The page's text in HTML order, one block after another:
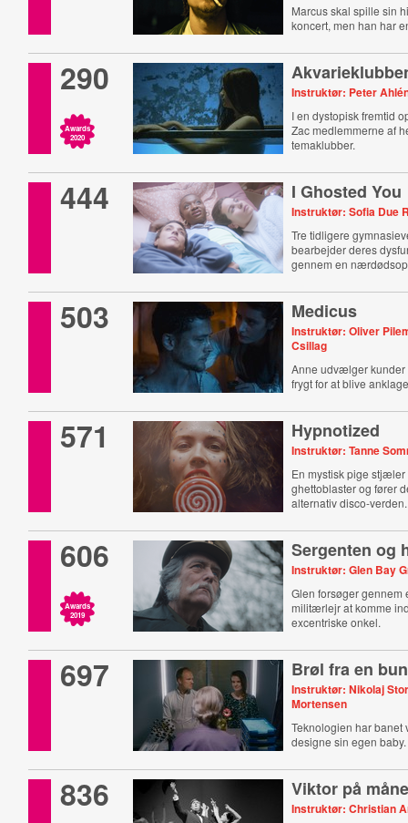
Marcus skal spille sin
koncert, men han har
290
Awards
2020
Instruktør: Peter
I en dystopisk fremtid
Zac medlemmerne af
temaklubber.
444 I Ghosted You
Instruktør: Sofia Due
Tre tidligere
bearbejder deres
gennem en
503 Medicus
Instruktør: Oliver
Csillag
Anne udvælger kunder
frygt for at blive
571 Hypnotized
Instruktør: Tanne
En mystisk pige stjæler
ghettoblaster og fører
alternativ disco-verden.
606
Awards
2019
Sergenten og
Instruktør: Glen Bay
Glen forsøger gennem
militærlejr at komme
excentriske onkel.
697 Brøl fra en
Instruktør: Nikolaj
Mortensen
Teknologien har banet
designe sin egen baby.
836 Viktor på
Instruktør: Christian